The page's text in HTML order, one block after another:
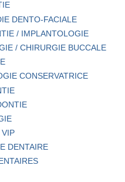
DENTO-FACIALE
/ IMPLANTOLOGIE
/ CHIRURGIE BUCCALE
CONSERVATRICE
VIP
DENTAIRE